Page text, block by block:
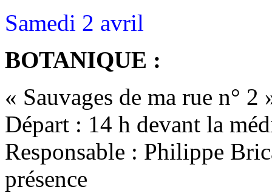
Samedi 2 avril
BOTANIQUE :
« Sauvages de ma rue n°
Départ : 14 h devant la
Responsable : Philippe
présence